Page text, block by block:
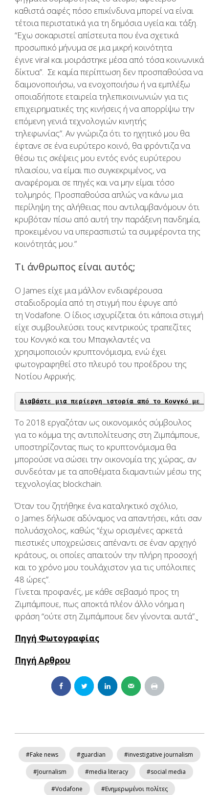
καθιστά σαφές πόσο επικίνδυνα μπορεί να είναι
τέτοια περιστατικά για τη δημόσια υγεία και τάξη.
“Εχω σοκαριστεί απίστευτα που ένα σχετικά
προσωπικό μήνυμα σε μια μικρή κοινότητα
έγινε viral και μοιράστηκε μέσα από τόσα κοινωνικά
δίκτυα”. Σε καμία περίπτωση δεν προσπαθούσα να
δαιμονοποιήσω, να ενοχοποιήσω ή να εμπλέξω
οποιαδήποτε εταιρεία τηλεπικοινωνιών για τις
επιχειρηματικές της κινήσεις ή να απορρίψω την
επόμενη γενιά τεχνολογιών κινητής
τηλεφωνίας”. Αν γνώριζα ότι το ηχητικό μου θα
έφτανε σε ένα ευρύτερο κοινό, θα φρόντιζα να
θέσω τις σκέψεις μου εντός ενός ευρύτερου
πλαισίου, να είμαι πιο συγκεκριμένος, να
αναφέρομαι σε πηγές και να μην είμαι τόσο
τολμηρός. Προσπαθούσα απλώς να κάνω μια
περίληψη της αλήθειας που αντιλαμβανόμουν ότι
κρυβόταν πίσω από αυτή την παράξενη πανδημία,
προκειμένου να υπερασπιστώ τα συμφέροντα της
κοινότητάς μου.”
Τι άνθρωπος είναι αυτός;
Ο James είχε μια μάλλον ενδιαφέρουσα
σταδιοδρομία από τη στιγμή που έφυγε από
τη Vodafone. Ο ίδιος ισχυρίζεται ότι κάποια στιγμή
είχε συμβουλεύσει τους κεντρικούς τραπεζίτες
του Κονγκό και του Μπαγκλαντές να
χρησιμοποιούν κρυπτονόμισμα, ενώ έχει
φωτογραφηθεί στο πλευρό του προέδρου της
Νοτίου Αφρικής.
Διαβάστε μια περίεργη ιστορία από το Κονγκό με
Το 2018 εργαζόταν ως οικονομικός σύμβουλος
για το κόμμα της αντιπολίτευσης στη Ζιμπάμπουε,
υποστηρίζοντας πως το κρυπτονόμισμα θα
μπορούσε να σώσει την οικονομία της χώρας, αν
συνδεόταν με τα αποθέματα διαμαντιών μέσω της
τεχνολογίας blockchain.
Όταν του ζητήθηκε ένα καταληκτικό σχόλιο,
ο James δήλωσε αδύναμος να απαντήσει, κάτι σαν
πολυάσχολος, καθώς “έχω ορισμένες αρκετά
πιεστικές υποχρεώσεις απέναντι σε έναν αρχηγό
κράτους, οι οποίες απαιτούν την πλήρη προσοχή
και το χρόνο μου τουλάχιστον για τις υπόλοιπες
48 ώρες”.
Γίνεται προφανές, με κάθε σεβασμό προς τη
Ζιμπάμπουε, πως αποκτά πλέον άλλο νόημα η
φράση “ούτε στη Ζιμπάμπουε δεν γίνονται αυτά”.
Πηγή Φωτογραφίας
Πηγή Αρθρου
#Fake news #guardian #investigative journalism
#Journalism #media literacy #social media
#Vodafone #Ενημερωμένοι πολίτες